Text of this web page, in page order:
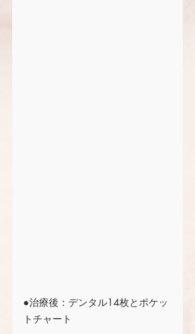
●治療後：デンタル14枚とポケッ
トチャート